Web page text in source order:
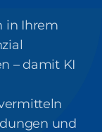
in Ihrem
– damit KI
und